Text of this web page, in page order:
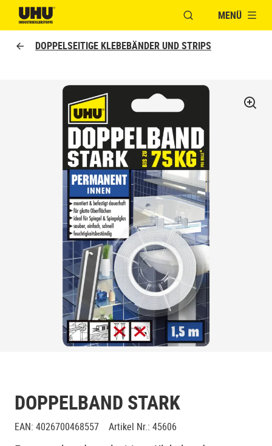
FENSTER FÜR DIE
MENÜ
DOPPELSEITIGE KLEBEBÄNDER UND STRIPS
DOPPELBAND STARK
EAN: 4026700468557 Artikel Nr.: 45606